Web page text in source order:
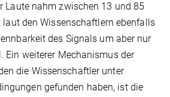
Laute nahm zwischen 13 und 85
laut den Wissenschaftlern ebenfalls
des Signals um aber nur
Ein weiterer Mechanismus der
die Wissenschaftler unter
gefunden haben, ist die